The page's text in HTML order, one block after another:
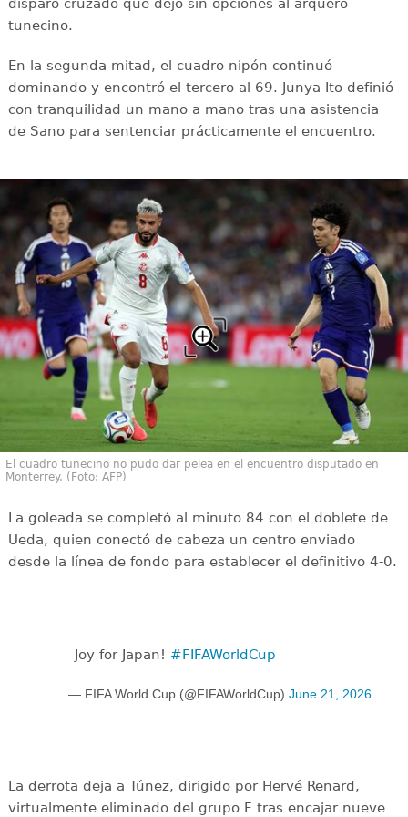
disparo cruzado que dejó sin opciones al arquero
tunecino.
En la segunda mitad, el cuadro nipón continuó
dominando y encontró el tercero al 69. Junya Ito definió
con tranquilidad un mano a mano tras una asistencia
de Sano para sentenciar prácticamente el encuentro.
El cuadro tunecino no pudo dar pelea en el encuentro disputado en
Monterrey. (Foto: AFP)
La goleada se completó al minuto 84 con el doblete de
Ueda, quien conectó de cabeza un centro enviado
desde la línea de fondo para establecer el definitivo 4-0.
Joy for Japan! #FIFAWorldCup
— FIFA World Cup (@FIFAWorldCup) June 21, 2026
La derrota deja a Túnez, dirigido por Hervé Renard,
virtualmente eliminado del grupo F tras encajar nueve